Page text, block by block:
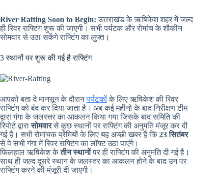
River Rafting Soon to Begin: उत्तराखंड के ऋषिकेश शहर में जल्द
ही रिवर राफ्टिंग शुरू की जाएगी। सभी पर्यटक और रोमांच के शौकीन
सोमवार से उठा सकेंगे राफ्टिंग का लुफ्त।
3 स्थानों पर शुरू की गई है राफ्टिंग
आपको बता दे मानसून के दौरानपर्यटकोंके लिए ऋषिकेश की रिवर
राफ्टिंग को बंद कर दिया जाता है। अब कई महीनो के बाद निरीक्षण टीम
द्वारा गंगा के जलस्तर का आकलन किया गया जिसके बाद समिति की
रिपोर्ट द्वारासोमवारसे कुछ स्थानों पर राफ्टिंग की अनुमति मंजूर कर दी
गई है। सभी रोमांचक प्रेमियों के लिए यह अच्छी खबर है कि 23 सितंबर
से वे सभी गंगा में रिवर राफ्टिंग का लॉफ्ट उठा पाएंगे।
फिलहाल ऋषिकेश केतीन स्थानोंपर ही राफ्टिंग की अनुमति दी गई है।
साथ ही जल्द दूसरे स्थान के जलस्तर का आकलन होने के बाद उन पर
राफ्टिंग करने की मंजूरी दी जाएगी।